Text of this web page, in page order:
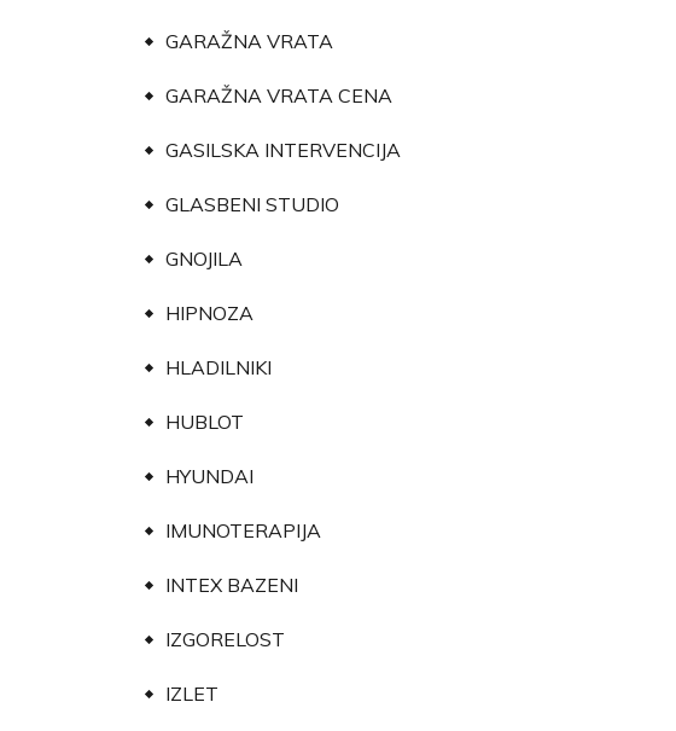
GARAŽNA VRATA
GARAŽNA VRATA CENA
GASILSKA INTERVENCIJA
GLASBENI STUDIO
GNOJILA
HIPNOZA
HLADILNIKI
HUBLOT
HYUNDAI
IMUNOTERAPIJA
INTEX BAZENI
IZGORELOST
IZLET